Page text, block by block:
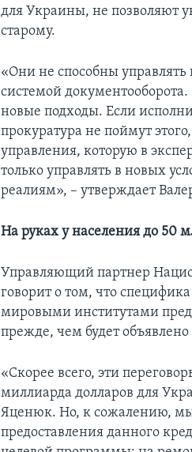
для Украины, не позволяют
старому.
«Они не способны
системой
новые подходы. Если
прокуратура не поймут
управления, которую в
только управлять в новых
реалиям», – утверждает
На руках у населения до 50
Управляющий партнер
говорит о том, что
мировыми институтами
прежде, чем будет
«Скорее всего, эти
миллиарда долларов для
Яценюк. Но, к сожалению,
предоставления данного